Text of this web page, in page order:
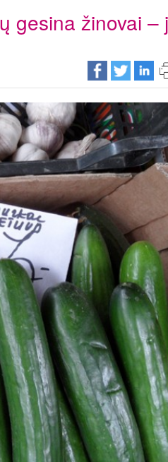
gesina žinovai –